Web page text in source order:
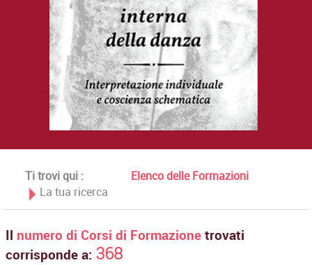
Ti trovi qui :
Elenco delle Formazioni
La tua ricerca
Il numero di Corsi di Formazionetrovati
corrisponde a: 368